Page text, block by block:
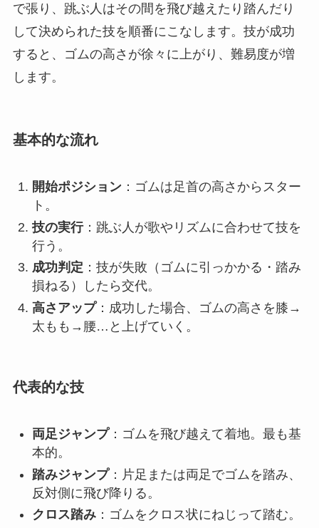
で張り、跳ぶ人はその間を飛び越えたり踏んだり
して決められた技を順番にこなします。技が成功
すると、ゴムの高さが徐々に上がり、難易度が増
します。
基本的な流れ
開始ポジション：ゴムは足首の高さからスター
ト。
技の実行：跳ぶ人が歌やリズムに合わせて技を
行う。
成功判定 ：技が失敗（ゴムに引っかかる・踏み
損ねる）したら交代。
高さアップ：成功した場合、ゴムの高さを膝→
太もも→腰…と上げていく。
代表的な技
両足ジャンプ：ゴムを飛び越えて着地。最も基
本的。
踏みジャンプ：片足または両足でゴムを踏み、
反対側に飛び降りる。
クロス踏み：ゴムをクロス状にねじって踏む。